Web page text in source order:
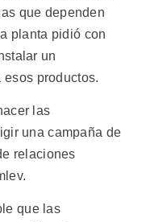
que dependen
planta pidió con
un
productos.
las
una campaña de
relaciones
que las